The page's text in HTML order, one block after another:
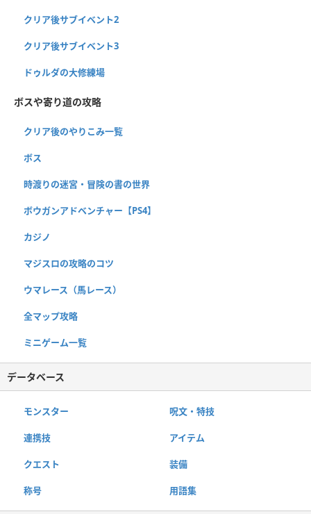
クリア後サブイベント2
クリア後サブイベント3
ドゥルダの大修練場
ボスや寄り道の攻略
クリア後のやりこみ一覧
ボス
時渡りの迷宮・冒険の書の世界
ボウガンアドベンチャー【PS4】
カジノ
マジスロの攻略のコツ
ウマレース（馬レース）
全マップ攻略
ミニゲーム一覧
データベース
モンスター 呪文・特技
連携技 アイテム
クエスト 装備
称号 用語集